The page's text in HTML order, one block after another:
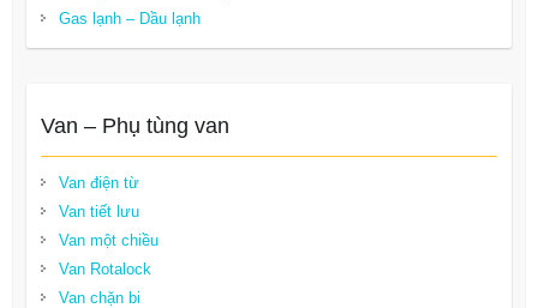
Gas lạnh – Dầu lạnh
Van – Phụ tùng van
Van điện từ
Van tiết lưu
Van một chiều
Van Rotalock
Van chặn bi